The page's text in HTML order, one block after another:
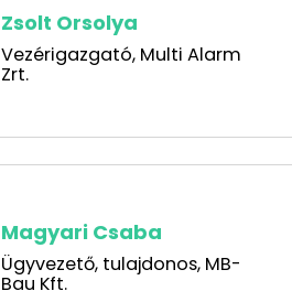
Zsolt Orsolya
Vezérigazgató, Multi Alarm
Zrt.
Magyari Csaba
Ügyvezető, tulajdonos, MB-
Bau Kft.